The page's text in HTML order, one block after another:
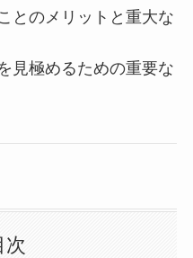
とのメリットと重大な
見極めるための重要な
次